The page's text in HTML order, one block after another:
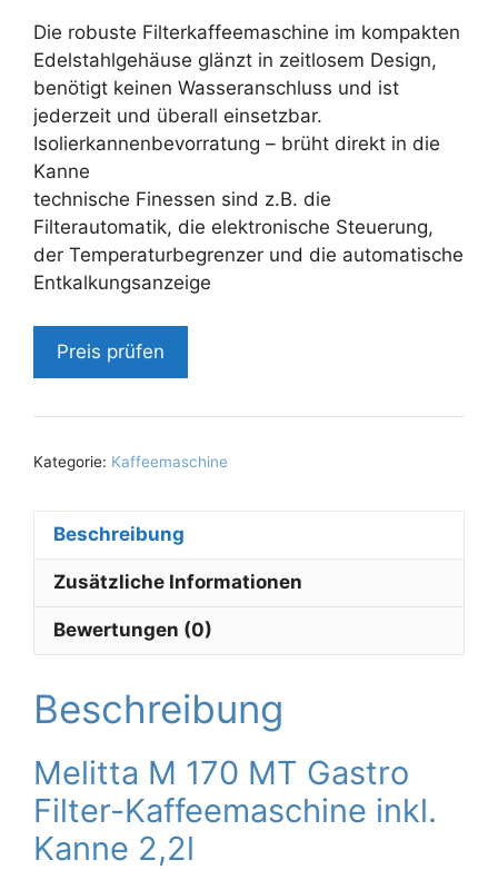
Die robuste Filterkaffeemaschine im kompakten
Edelstahlgehäuse glänzt in zeitlosem Design,
benötigt keinen Wasseranschluss und ist
jederzeit und überall einsetzbar.
Isolierkannenbevorratung – brüht direkt in die
Kanne
technische Finessen sind z.B. die
Filterautomatik, die elektronische Steuerung,
der Temperaturbegrenzer und die automatische
Entkalkungsanzeige
Preis prüfen
Kategorie: Kaffeemaschine
Beschreibung
Zusätzliche Informationen
Bewertungen (0)
Beschreibung
Melitta M 170 MT Gastro
Filter-Kaffeemaschine inkl.
Kanne 2,2l